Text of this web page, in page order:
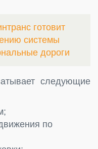
готовит
системы
дороги
следующие
по